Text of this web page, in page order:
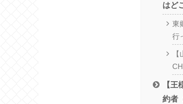
はど
東
行
【
約者